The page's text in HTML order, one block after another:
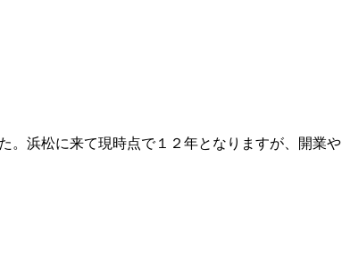
。浜松に来て現時点で１２年となりますが、開業や